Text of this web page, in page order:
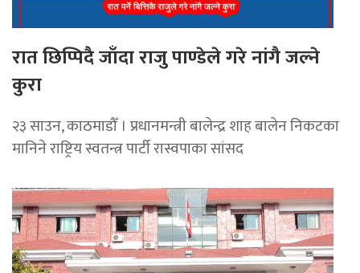
रात छिप्पिदै जाँदा राजु पाण्डेले गरे नांगै जल्ने
कुरा
२३ साउन, काठमाडौँ । प्रधानमन्त्री बालेन्द्र शाह बालेन निकटका
मानिने राष्ट्रिय स्वतन्त्र पार्टी रास्वपाका सांसद